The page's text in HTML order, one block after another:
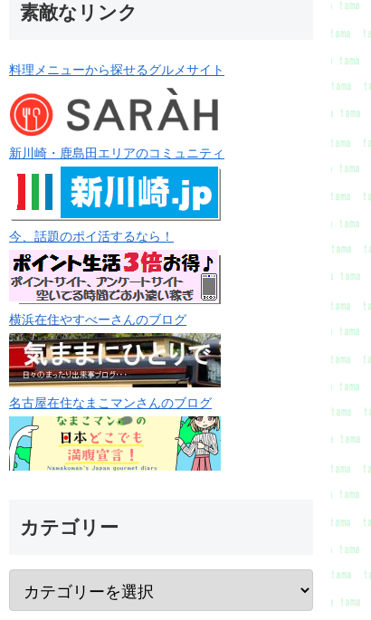
素敵なリンク
料理メニューから探せるグルメサイト
新川崎・鹿島田エリアのコミュニティ
今、話題のポイ活するなら！
横浜在住やすべーさんのブログ
名古屋在住なまこマンさんのブログ
カテゴリー